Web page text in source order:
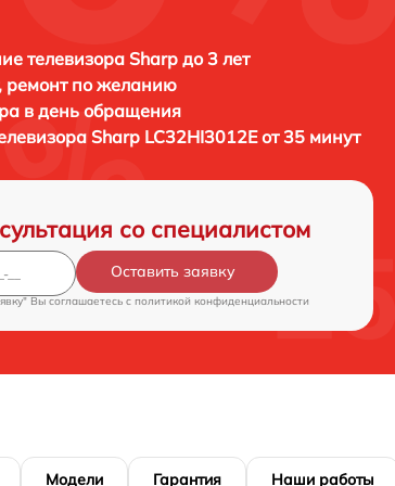
телевизора Sharp до 3 лет
ремонт по желанию
в день обращения
Sharp LC32HI3012E от 35 минут
со специалистом
Оставить заявку
Вы соглашаетесь c политикой конфиденциальности
Модели Гарантия Наши работы